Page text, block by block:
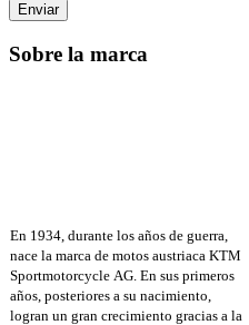
Enviar
Sobre la marca
En 1934, durante los años de guerra,
nace la marca de motos austriaca KTM
Sportmotorcycle AG. En sus primeros
años, posteriores a su nacimiento,
logran un gran crecimiento gracias a la